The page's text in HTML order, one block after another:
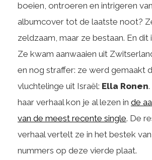
boeien, ontroeren en intrigeren
albumcover tot de laatste noot?
zeldzaam, maar ze bestaan. En dit
Ze kwam aanwaaien uit
en nog straffer: ze werd gemaakt
vluchtelinge uit Israël: Ella Ronen
haar verhaal kon je al lezen in de
van de meest recente single. De
verhaal vertelt ze in het bestek
nummers op deze vierde plaat.